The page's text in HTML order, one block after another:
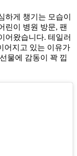
하게 챙기는 모습이
린이 병원 방문, 팬
어왔습니다. 테일러
어지고 있는 이유가
물에 감동이 꽉 낍